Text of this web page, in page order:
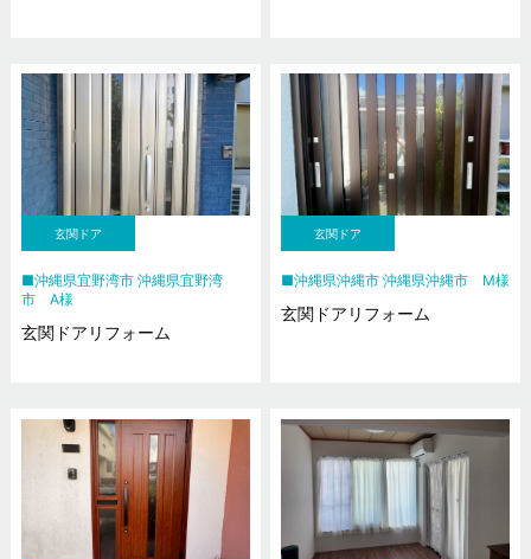
玄関ドア
沖縄県宜野湾市 沖縄県宜野湾
市 A様
玄関ドアリフォーム
玄関ドア
沖縄県沖縄市 沖縄県沖縄市 M様
玄関ドアリフォーム